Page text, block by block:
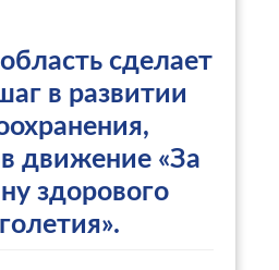
сделает
в развитии
движение «За
здорового